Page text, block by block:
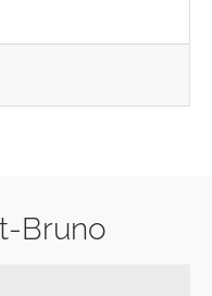
Bruno